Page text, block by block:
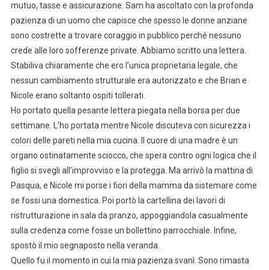
mutuo, tasse e assicurazione. Sam ha ascoltato con la profonda
pazienza di un uomo che capisce che spesso le donne anziane
sono costrette a trovare coraggio in pubblico perché nessuno
crede alle loro sofferenze private. Abbiamo scritto una lettera.
Stabiliva chiaramente che ero l’unica proprietaria legale, che
nessun cambiamento strutturale era autorizzato e che Brian e
Nicole erano soltanto ospiti tollerati.
Ho portato quella pesante lettera piegata nella borsa per due
settimane. L’ho portata mentre Nicole discuteva con sicurezza i
colori delle pareti nella mia cucina. Il cuore di una madre è un
organo ostinatamente sciocco, che spera contro ogni logica che il
figlio si svegli all’improvviso e la protegga. Ma arrivò la mattina di
Pasqua, e Nicole mi porse i fiori della mamma da sistemare come
se fossi una domestica. Poi portò la cartellina dei lavori di
ristrutturazione in sala da pranzo, appoggiandola casualmente
sulla credenza come fosse un bollettino parrocchiale. Infine,
spostò il mio segnaposto nella veranda.
Quello fu il momento in cui la mia pazienza svanì. Sono rimasta